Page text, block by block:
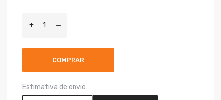
COMPRAR
Estimativa de envio